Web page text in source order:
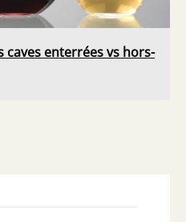
caves enterrées vs hors-